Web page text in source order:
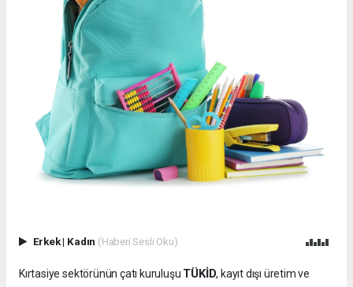
Erkek| Kadın (Haberi Sesli Oku)
Kırtasiye sektörünün çatı kuruluşu TÜKİD, kayıt dışı üretim ve